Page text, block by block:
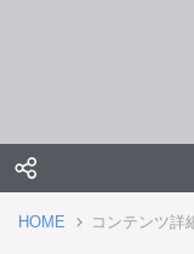
HOME コンテンツ詳